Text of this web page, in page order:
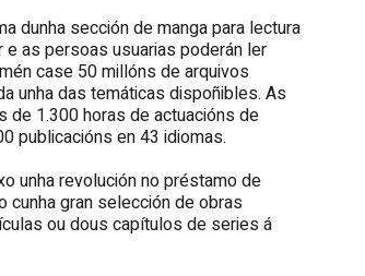
dunha sección de manga para lectura
as persoas usuarias poderán ler
case 50 millóns de arquivos
unha das temáticas dispoñibles. As
de 1.300 horas de actuacións de
publicacións en 43 idiomas.
unha revolución no préstamo de
cunha gran selección de obras
ou dous capítulos de series á